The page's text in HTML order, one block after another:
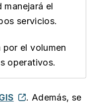
el
servicios.
el volumen
operativos.
. Además, se